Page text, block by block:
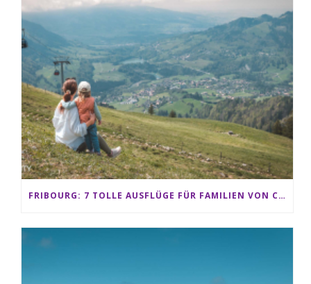
FRIBOURG: 7 TOLLE AUSFLÜGE FÜR FAMILIEN VON CHARMEY BIS LES PACCOTS